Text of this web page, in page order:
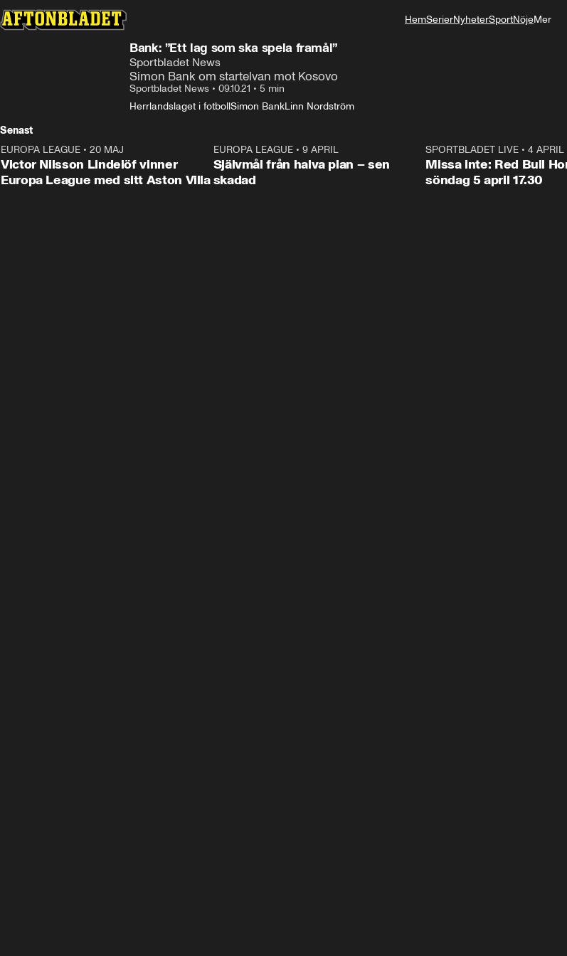
HemSerierNyheterSportNöjeMer
Bank: ”Ett lag som ska spela framål”
Sportbladet News
Simon Bank om startelvan mot Kosovo
Sportbladet News • 09.10.21 • 5 min
Herrlandslaget i fotbollSimon BankLinn Nordström
Senast
EUROPA LEAGUE • 20 MAJ
Victor Nilsson Lindelöf vinner
Europa League med sitt Aston Villa
1:03
EUROPA LEAGUE• 9 APRIL
Självmål från halva plan – sen
skadad
SPORTBLADET LIVE •4 APRIL
Missa inte: Red Bull
söndag 5 april 17.30